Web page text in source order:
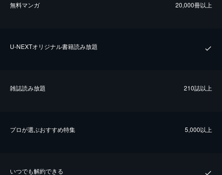
無料マンガ 20,000冊以上
U-NEXTオリジナル書籍読み放題
雑誌読み放題 210誌以上
プロが選ぶおすすめ特集 5,000以上
いつでも解約できる